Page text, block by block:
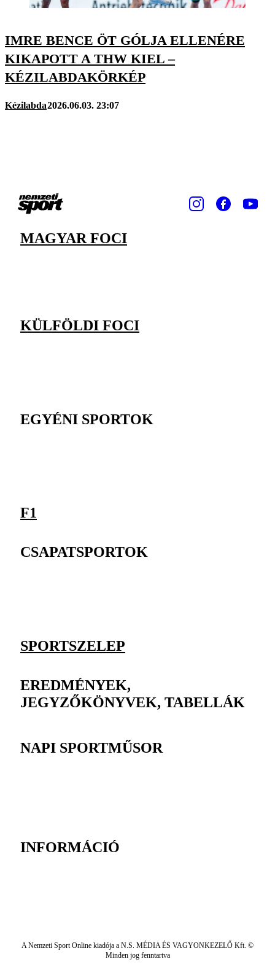
IMRE BENCE ÖT GÓLJA ELLENÉRE
KIKAPOTT A THW KIEL –
KÉZILABDAKÖRKÉP
Kézilabda2026.06.03. 23:07
MAGYAR FOCI
KÜLFÖLDI FOCI
EGYÉNI SPORTOK
F1
CSAPATSPORTOK
SPORTSZELEP
EREDMÉNYEK,
JEGYZŐKÖNYVEK, TABELLÁK
NAPI SPORTMŰSOR
INFORMÁCIÓ
A Nemzeti Sport Online kiadója a N.S. MÉDIA ÉS VAGYONKEZELŐ Kft. ©
Minden jog fenntartva